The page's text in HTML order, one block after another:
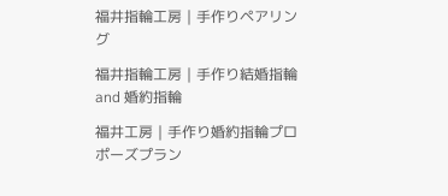
福井指輪工房｜手作りペアリン
グ
福井指輪工房｜手作り結婚指輪
and 婚約指輪
福井工房｜手作り婚約指輪プロ
ポーズプラン